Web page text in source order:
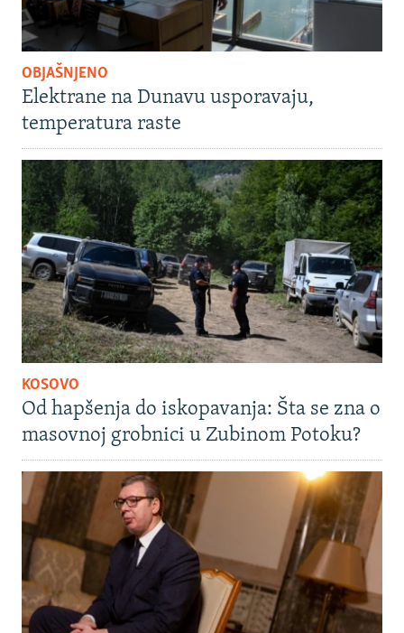
OBJAŠNJENO
Elektrane na Dunavu usporavaju,
temperatura raste
KOSOVO
Od hapšenja do iskopavanja: Šta se zna o
masovnoj grobnici u Zubinom Potoku?